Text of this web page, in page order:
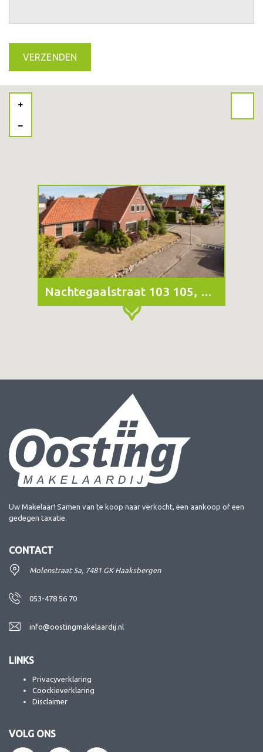
Nachtegaalstraat 103 105, Haaksbergen
Uw Makelaar! Samen van te koop naar verkocht, een aankoop of een
gedegen taxatie.
CONTACT
Molenstraat 5a, 7481 GK Haaksbergen
053-478 56 70
info@oostingmakelaardij.nl
LINKS
Privacyverklaring
Coockieverklaring
Disclaimer
VOLG ONS